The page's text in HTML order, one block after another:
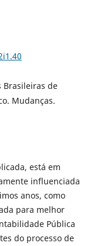
Brasileiras de
Mudanças.
está em
influenciada
anos, como
para melhor
Pública
do processo de